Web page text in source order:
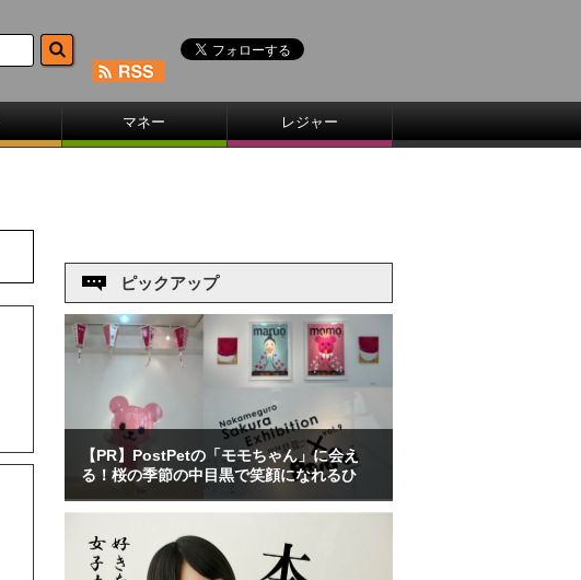
マネー レジャー
ピックアップ
【PR】PostPetの「モモちゃん」に会え
る！桜の季節の中目黒で笑顔になれるひ